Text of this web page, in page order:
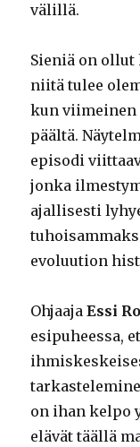
välillä.
Sieniä on ollut
niitä tulee
kun viimeinen
päältä.
episodi
jonka
ajallisesti
evoluution
OhjaajaEssi
esipuheessa,
on ihan kelpo
elävät täällä